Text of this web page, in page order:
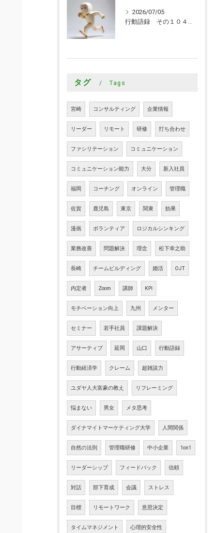
2026/07/05
タグ Tags
宮崎 コンサルティング 企業情報
リーダー リモート 研修 打ち合わせ
ファシリテーション コミュニケーション
コミュニケーション能力 大分 新入社員
福岡 コーチング オンライン 管理職
佐賀 鹿児島 東京 関東 効果
漫画 ボランティア ロジカルシンキング
業務改善 問題解決 理念 松下幸之助
長崎 チームビルディング 婚活 OJT
内定者 Zoom 講師 KPI
モチベーション向上 九州 メンター
セミナー 若手社員 課題解決
アサーティブ 延岡 山口 行動語録
行動経済学 クレーム 超雑談力
ユダヤ人大富豪の教え リフレーミング
悩まない 男女 メタ思考
ダイナマイトマーケティング大学 人間関係
自然の法則 管理職研修 中小企業 1on1
リーダーシップ フィードバック 信頼
対話 部下育成 会議 ストレス
目標 リモートワーク 意思決定
タイムマネジメント 心理的安全性